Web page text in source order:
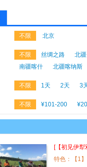
不限 北京
不限 丝绸之路
北
南疆喀什
北疆喀纳斯
不限 1天 2天 3
不限 ¥101-200
[【初见伊犁
飞7日